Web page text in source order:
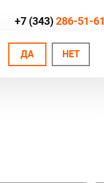
ДА НЕТ
+7 (343)286-51-61
Контакты